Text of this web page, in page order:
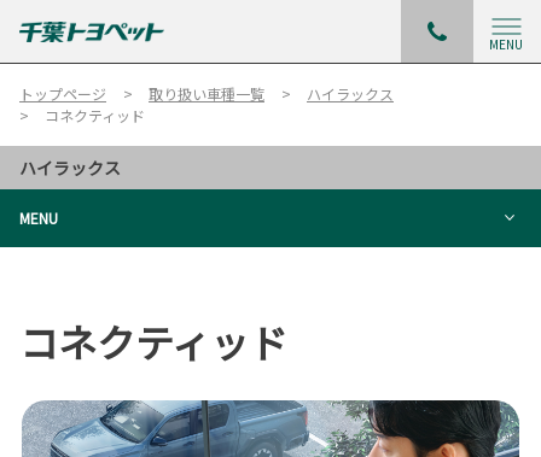
MENU
トップページ 取り扱い車種一覧
ハイラックス
コネクティッド
ハイラックス
MENU
コネクティッド